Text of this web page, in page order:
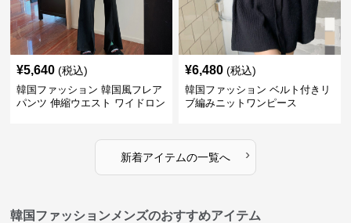
¥5,640 (税込)
韓国ファッション 韓国風フレア
パンツ 伸縮ウエスト ワイドロン
¥6,480 (税込)
韓国ファッション ベルト付きリ
ブ編みニットワンピース
新着アイテムの一覧へ ›
韓国ファッションメンズのおすすめアイテム